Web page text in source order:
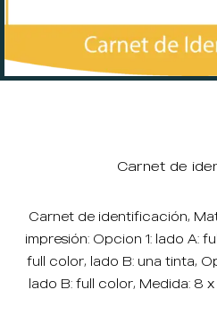
Carnet de
Carnet de identificación,
impresión: Opcion 1: lado A:
full color, lado B: una tinta,
lado B: full color, Medida: 8